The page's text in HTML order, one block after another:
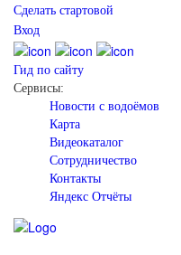
Сделать стартовой
Вход
Гид по сайту
Сервисы:
Новости с водоёмов
Карта
Видеокаталог
Сотрудничество
Контакты
Яндекс Отчёты